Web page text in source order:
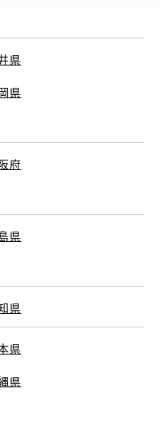
県
県
府
県
県
県
県